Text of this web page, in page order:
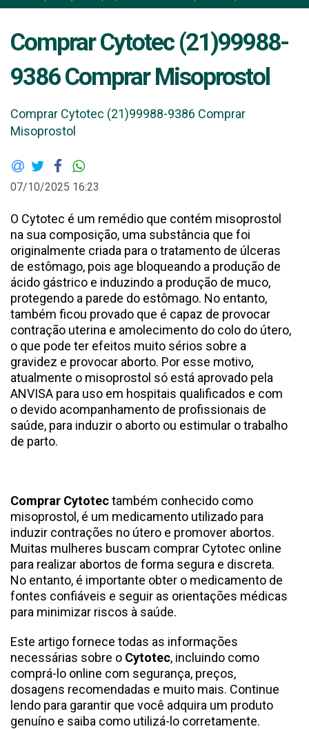
Comprar Cytotec (21)99988-
9386 Comprar Misoprostol
Comprar Cytotec (21)99988-9386 Comprar
Misoprostol
07/10/2025 16:23
O Cytotec é um remédio que contém misoprostol
na sua composição, uma substância que foi
originalmente criada para o tratamento de úlceras
de estômago, pois age bloqueando a produção de
ácido gástrico e induzindo a produção de muco,
protegendo a parede do estômago. No entanto,
também ficou provado que é capaz de provocar
contração uterina e amolecimento do colo do útero,
o que pode ter efeitos muito sérios sobre a
gravidez e provocar aborto. Por esse motivo,
atualmente o misoprostol só está aprovado pela
ANVISA para uso em hospitais qualificados e com
o devido acompanhamento de profissionais de
saúde, para induzir o aborto ou estimular o trabalho
de parto.
Comprar Cytotectambém conhecido como
misoprostol, é um medicamento utilizado para
induzir contrações no útero e promover abortos.
Muitas mulheres buscam comprar Cytotec online
para realizar abortos de forma segura e discreta.
No entanto, é importante obter o medicamento de
fontes confiáveis e seguir as orientações médicas
para minimizar riscos à saúde.
Este artigo fornece todas as informações
necessárias sobre o Cytotec, incluindo como
comprá-lo online com segurança, preços,
dosagens recomendadas e muito mais. Continue
lendo para garantir que você adquira um produto
genuíno e saiba como utilizá-lo corretamente.